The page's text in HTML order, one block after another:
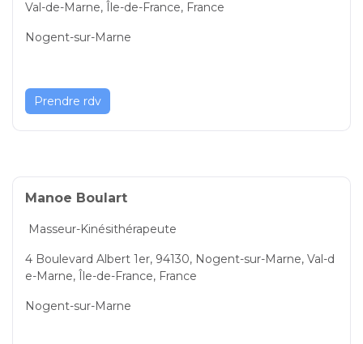
Val-de-Marne, Île-de-France, France
Nogent-sur-Marne
Prendre rdv
Manoe Boulart
Masseur-Kinésithérapeute
4 Boulevard Albert 1er, 94130, Nogent-sur-Marne, Val-d
e-Marne, Île-de-France, France
Nogent-sur-Marne